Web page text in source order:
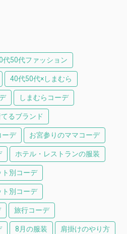
代50代ファッション
40代50代×しまむら
しまむらコーデ
るブランド
ーデ お宮参りのママコーデ
ホテル・レストランの服装
ト別コーデ
ト別コーデ
旅行コーデ
8月の服装 肩掛けのやり方